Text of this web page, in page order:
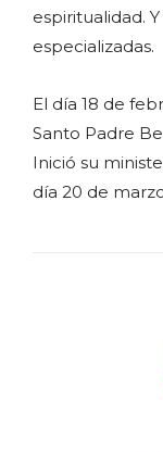
espiritualidad.
especializadas.
El día 18 de
Santo Padre
Inició su
día 20 de